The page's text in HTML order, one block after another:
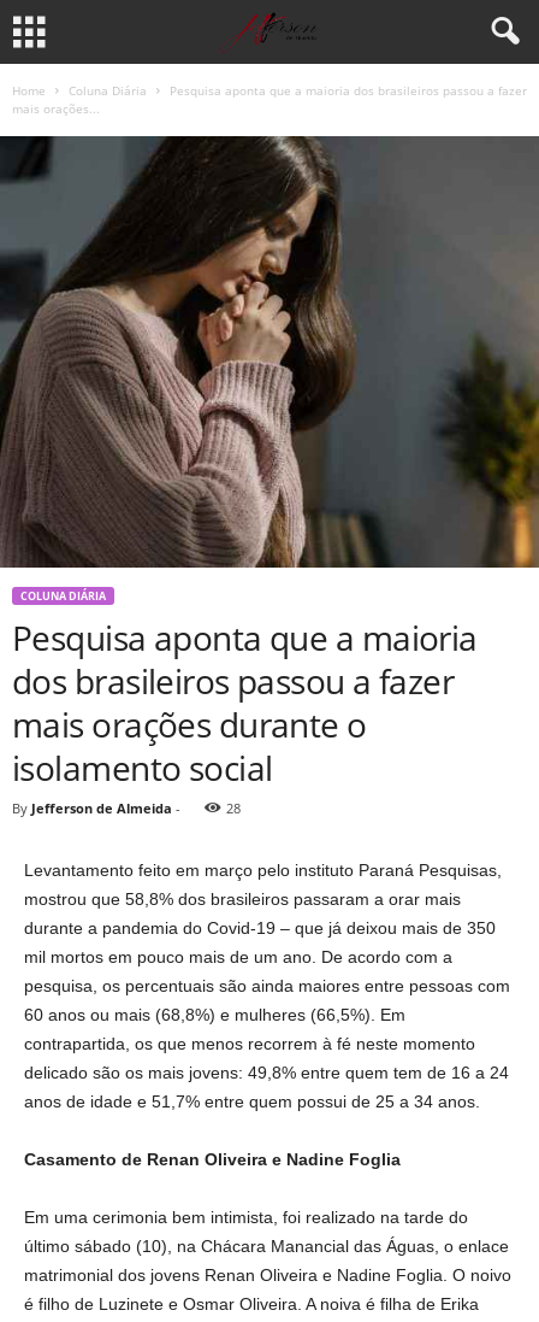
Home Coluna Diária
Pesquisa aponta que a maioria dos brasileiros passou a fazer
mais orações...
COLUNA DIÁRIA
Pesquisa aponta que a maioria
dos brasileiros passou a fazer
mais orações durante o
isolamento social
By Jefferson de Almeida - 28
Levantamento feito em março pelo instituto Paraná Pesquisas,
mostrou que 58,8% dos brasileiros passaram a orar mais
durante a pandemia do Covid-19 – que já deixou mais de 350
mil mortos em pouco mais de um ano. De acordo com a
pesquisa, os percentuais são ainda maiores entre pessoas com
60 anos ou mais (68,8%) e mulheres (66,5%). Em
contrapartida, os que menos recorrem à fé neste momento
delicado são os mais jovens: 49,8% entre quem tem de 16 a 24
anos de idade e 51,7% entre quem possui de 25 a 34 anos.
Casamento de Renan Oliveira e Nadine Foglia
Em uma cerimonia bem intimista, foi realizado na tarde do
último sábado (10), na Chácara Manancial das Águas, o enlace
matrimonial dos jovens Renan Oliveira e Nadine Foglia. O noivo
é filho de Luzinete e Osmar Oliveira. A noiva é filha de Erika